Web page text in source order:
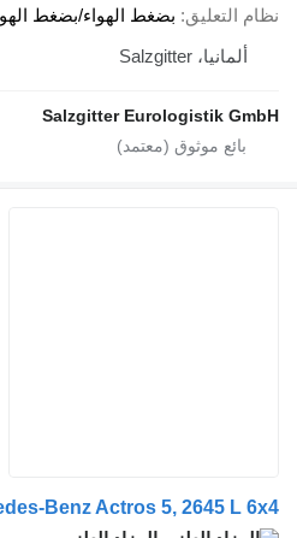
بضغط الهواء/بضغط الهواء
Salzgitter
Mercedes-Benz Actros 5,